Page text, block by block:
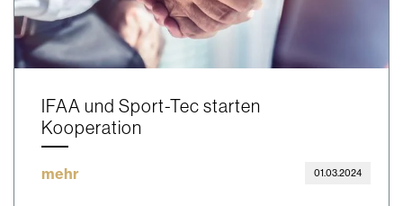
IFAA und Sport-Tec starten
Kooperation
mehr 01.03.2024